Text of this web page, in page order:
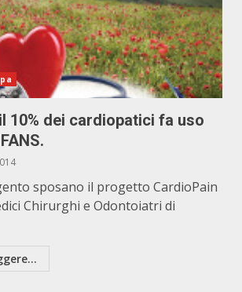
10% dei cardiopatici fa uso
sposano il progetto CardioPain
Chirurghi e Odontoiatri di